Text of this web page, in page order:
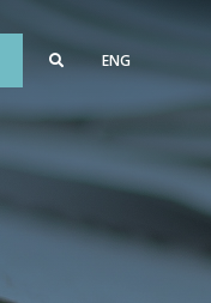
ENG